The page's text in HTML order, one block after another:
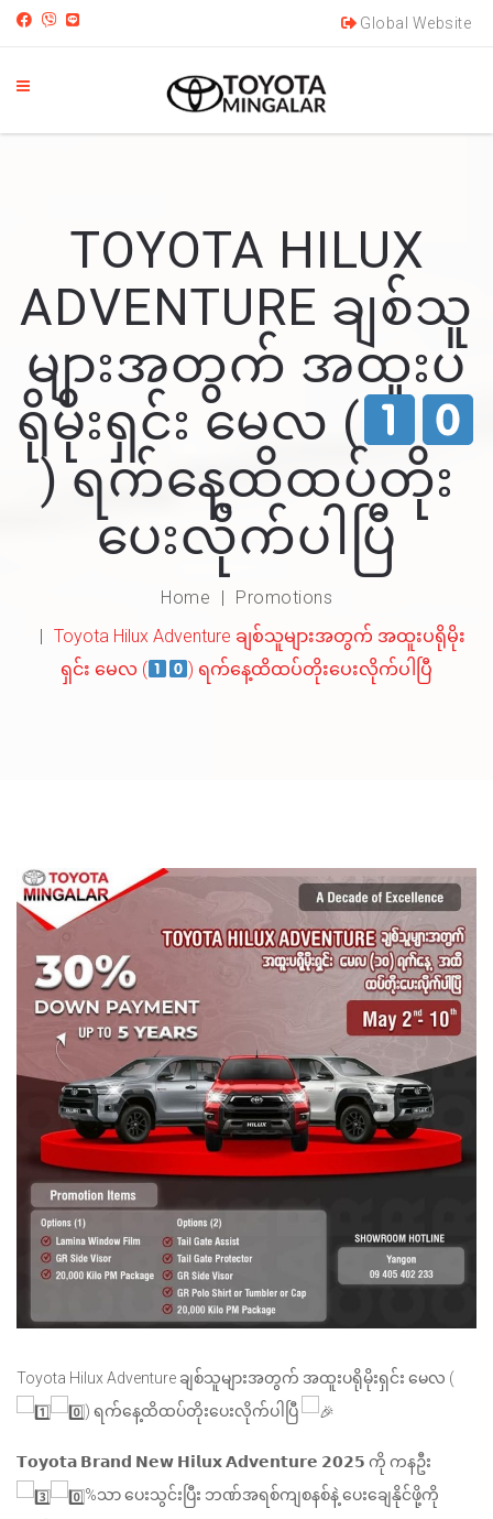
Global Website
TOYOTA HILUX
ADVENTURE ချစ်သူ
များအတွက် အထူးပ
ရိုမိုးရှင်း မေလ (
) ရက်နေ့ထိထပ်တိုး
ပေးလိုက်ပါပြီ
Home
Promotions
Toyota Hilux Adventure ချစ်သူများအတွက် အထူးပရိုမိုး
ရှင်း မေလ (
) ရက်နေ့ထိထပ်တိုးပေးလိုက်ပါပြီ
Toyota Hilux Adventure ချစ်သူများအတွက် အထူးပရိုမိုးရှင်း မေလ (
) ရက်နေ့ထိထပ်တိုးပေးလိုက်ပါပြီ
𝗧𝗼𝘆𝗼𝘁𝗮 𝗕𝗿𝗮𝗻𝗱 𝗡𝗲𝘄 𝗛𝗶𝗹𝘂𝘅 𝗔𝗱𝘃𝗲𝗻𝘁𝘂𝗿𝗲 𝟮𝟬𝟮𝟱 ကို ကနဦး
%သာ ပေးသွင်းပြီး ဘဏ်အရစ်ကျစနစ်နဲ့ ပေးချေနိုင်ဖို့ကို